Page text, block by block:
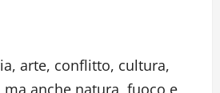
arte, conflitto, cultura,
anche natura, fuoco e